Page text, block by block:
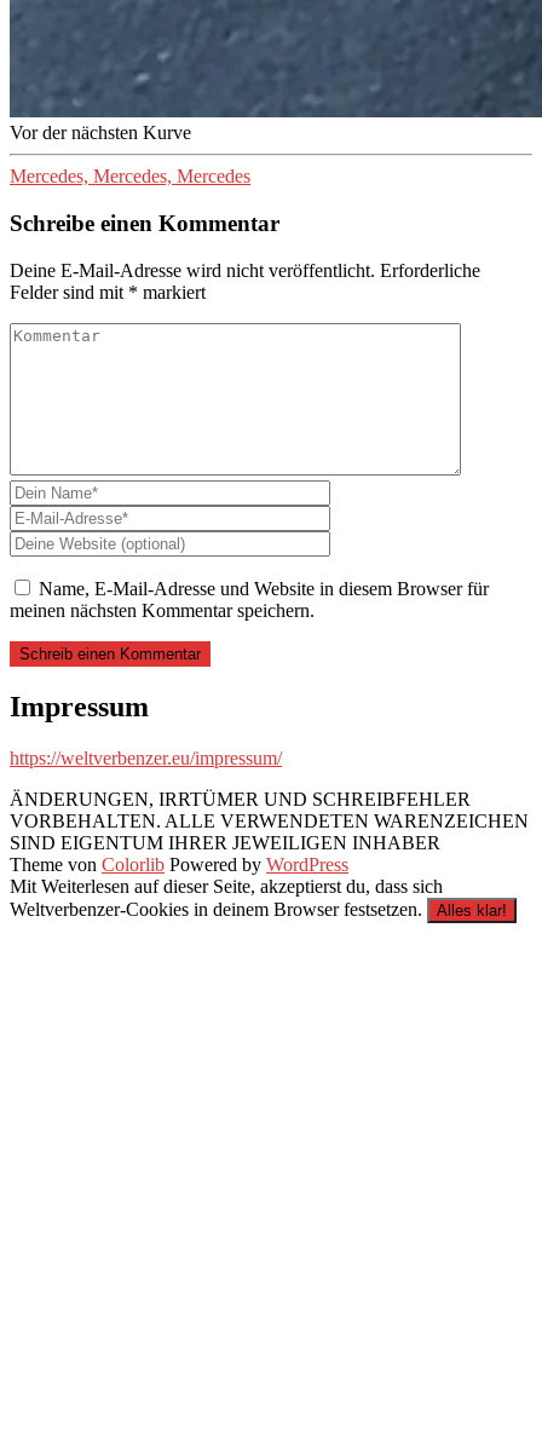
Vor der nächsten Kurve
Mercedes, Mercedes, Mercedes
Schreibe einen Kommentar
Deine E-Mail-Adresse wird nicht veröffentlicht. Erforderliche
Felder sind mit * markiert
Name, E-Mail-Adresse und Website in diesem Browser für
meinen nächsten Kommentar speichern.
Impressum
https://weltverbenzer.eu/impressum/
ÄNDERUNGEN, IRRTÜMER UND SCHREIBFEHLER
VORBEHALTEN. ALLE VERWENDETEN WARENZEICHEN
SIND EIGENTUM IHRER JEWEILIGEN INHABER
Theme von Colorlib Powered by WordPress
Mit Weiterlesen auf dieser Seite, akzeptierst du, dass sich
Weltverbenzer-Cookies in deinem Browser festsetzen.
Alles klar!